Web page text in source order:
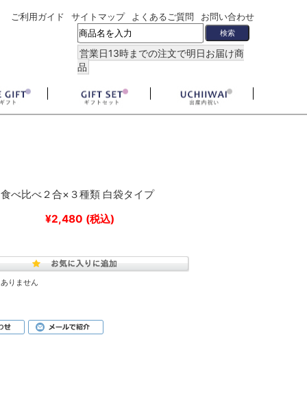
ご利用ガイド サイトマップ よくあるご質問 お問い合わせ
営業日13時までの注文で明日お届け商
品
べ比べ２合×３種類 白袋タイプ
¥2,480 (税込)
りません